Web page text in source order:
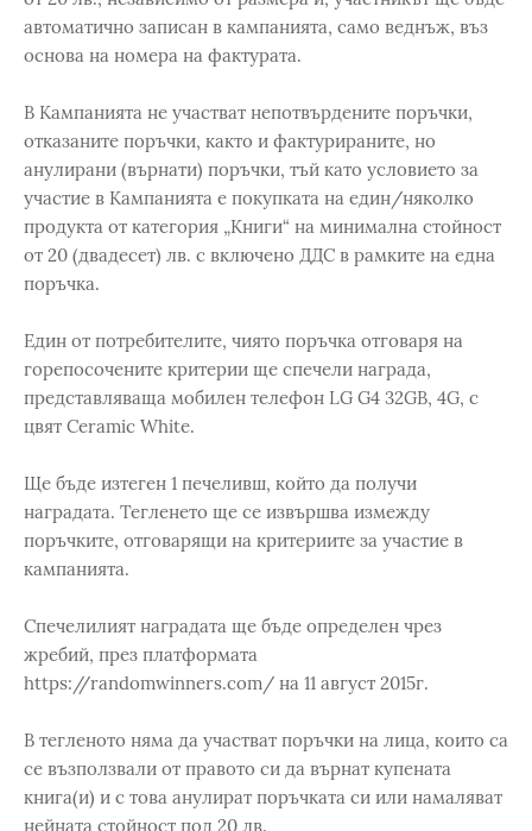
автоматично записан в кампанията, само веднъж, въз
основа на номера на фактурата.
В Кампанията не участват непотвърдените поръчки,
отказаните поръчки, както и фактурираните, но
анулирани (върнати) поръчки, тъй като условието за
участие в Кампанията е покупката на един/няколко
продукта от категория „Книги“ на минимална стойност
от 20 (двадесет) лв. с включено ДДС в рамките на една
поръчка.
Един от потребителите, чиято поръчка отговаря на
горепосочените критерии ще спечели награда,
представляваща мобилен телефон LG G4 32GB, 4G, с
цвят Ceramic White.
Ще бъде изтеген 1 печеливш, който да получи
наградата. Тегленето ще се извършва измежду
поръчките, отговарящи на критериите за участие в
кампанията.
Спечелилият наградата ще бъде определен чрез
жребий, през платформата
https://randomwinners.com/ на 11 август 2015г.
В тегленото няма да участват поръчки на лица, които са
се възползвали от правото си да върнат купената
книга(и) и с това анулират поръчката си или намаляват
нейната стойност под 20 лв.